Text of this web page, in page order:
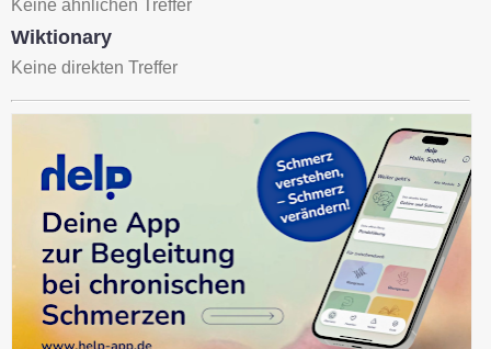
Keine ähnlichen Treffer
Wiktionary
Keine direkten Treffer